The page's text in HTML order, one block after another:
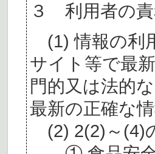
３ 利用者の
(1) 情報の利
サイト等で最
門的又は法的
最新の正確な
(2) 2(2)～(4)